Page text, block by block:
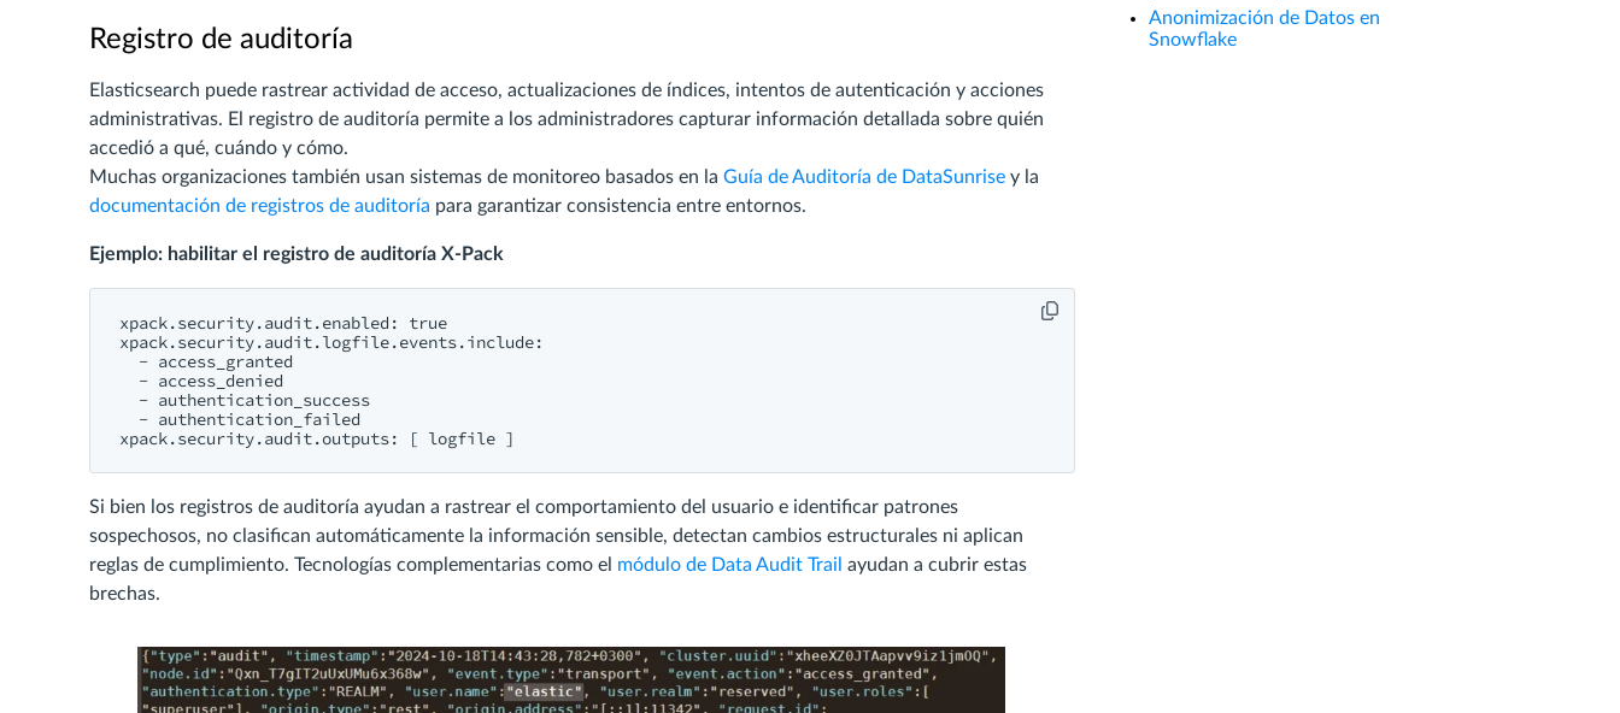
Registro de auditoría
Elasticsearch puede rastrear actividad de acceso, actualizaciones de índices, intentos de autenticación y acciones
administrativas. El registro de auditoría permite a los administradores capturar información detallada sobre quién
accedió a qué, cuándo y cómo.
Muchas organizaciones también usan sistemas de monitoreo basados en la Guía de Auditoría de DataSunrise y la
documentación de registros de auditoría para garantizar consistencia entre entornos.
Ejemplo: habilitar el registro de auditoría X-Pack
xpack.security.audit.enabled: true
xpack.security.audit.logfile.events.include:
  - access_granted
  - access_denied
  - authentication_success
  - authentication_failed
Si bien los registros de auditoría ayudan a rastrear el comportamiento del usuario e identificar patrones
sospechosos, no clasifican automáticamente la información sensible, detectan cambios estructurales ni aplican
reglas de cumplimiento. Tecnologías complementarias como el módulo de Data Audit Trail ayudan a cubrir estas
brechas.
Anonimización de Datos en
Snowflake